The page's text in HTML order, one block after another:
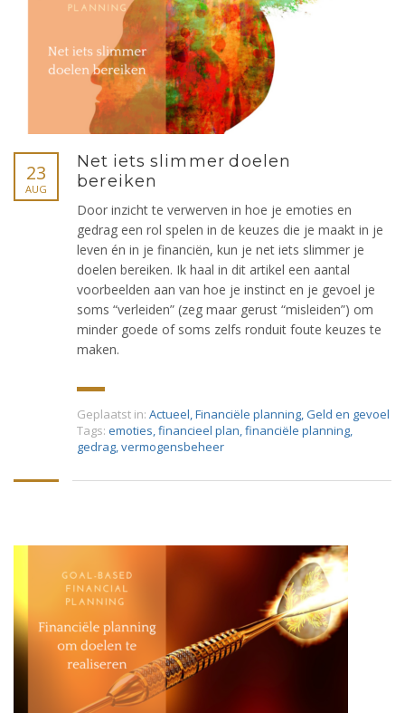
23
AUG
Net iets slimmer doelen
bereiken
Door inzicht te verwerven in hoe je emoties en
gedrag een rol spelen in de keuzes die je maakt in je
leven én in je financiën, kun je net iets slimmer je
doelen bereiken. Ik haal in dit artikel een aantal
voorbeelden aan van hoe je instinct en je gevoel je
soms “verleiden” (zeg maar gerust “misleiden”) om
minder goede of soms zelfs ronduit foute keuzes te
maken.
Geplaatst in: Actueel,Financiële planning,Geld en gevoel
Tags: emoties,financieel plan,financiële planning,
gedrag,vermogensbeheer